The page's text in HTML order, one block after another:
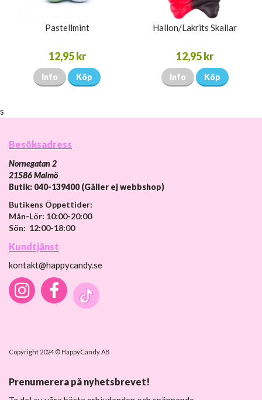
Pastellmint
12,95 kr
Info Köp
Hallon/Lakrits Skallar
12,95 kr
Info Köp
s
Besöksadress
Nornegatan 2
21586 Malmö
Butik: 040-139400 (Gäller ej webbshop)
Butikens Öppettider:
Mån-Lör: 10:00-20:00
Sön: 12:00-18:00
Kundtjänst
kontakt@happycandy.se
Copyright 2024 © HappyCandy AB
Prenumerera på nyhetsbrevet!